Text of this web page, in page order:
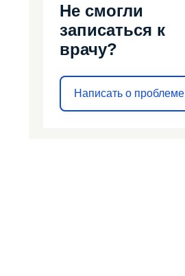
Не смогли
записаться к
врачу?
Написать о проблеме